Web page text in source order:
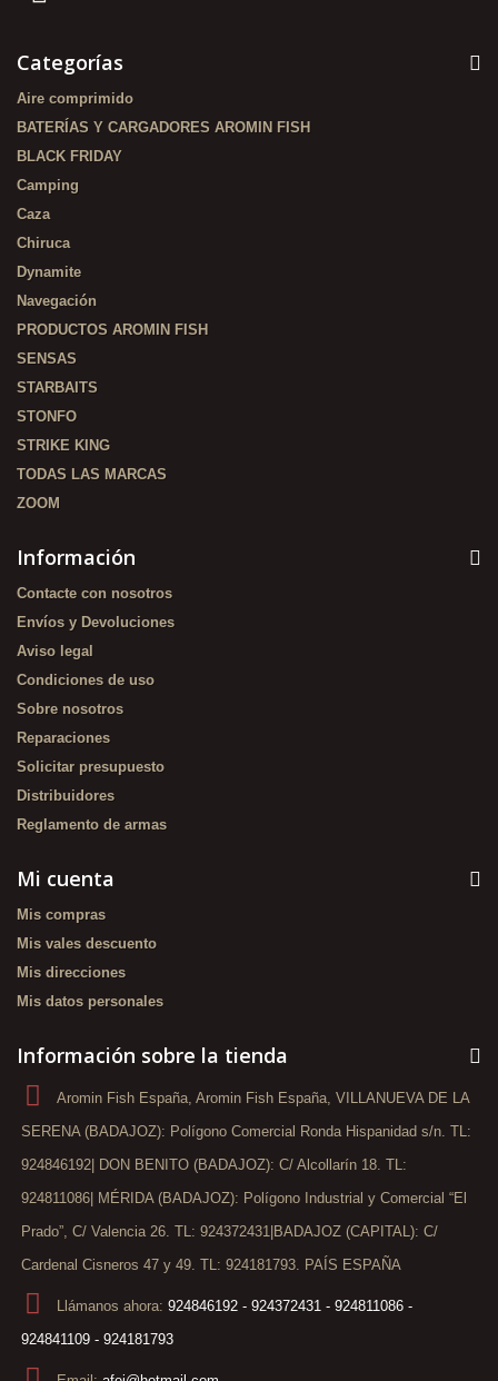
Categorías
Aire comprimido
BATERÍAS Y CARGADORES AROMIN FISH
BLACK FRIDAY
Camping
Caza
Chiruca
Dynamite
Navegación
PRODUCTOS AROMIN FISH
SENSAS
STARBAITS
STONFO
STRIKE KING
TODAS LAS MARCAS
ZOOM
Información
Contacte con nosotros
Envíos y Devoluciones
Aviso legal
Condiciones de uso
Sobre nosotros
Reparaciones
Solicitar presupuesto
Distribuidores
Reglamento de armas
Mi cuenta
Mis compras
Mis vales descuento
Mis direcciones
Mis datos personales
Información sobre la tienda
Aromin Fish España, Aromin Fish España, VILLANUEVA DE LA
SERENA (BADAJOZ): Polígono Comercial Ronda Hispanidad s/n. TL:
924846192| DON BENITO (BADAJOZ): C/ Alcollarín 18. TL:
924811086| MÉRIDA (BADAJOZ): Polígono Industrial y Comercial “El
Prado”, C/ Valencia 26. TL: 924372431|BADAJOZ (CAPITAL): C/
Cardenal Cisneros 47 y 49. TL: 924181793. PAÍS ESPAÑA
Llámanos ahora: 924846192 - 924372431 - 924811086 -
924841109 - 924181793